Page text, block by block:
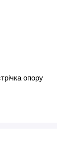
опору